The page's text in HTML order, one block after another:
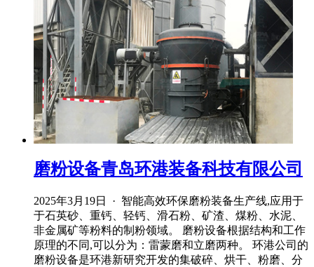
磨粉设备青岛环港装备科技有限公司
2025年3月19日 · 智能高效环保磨粉装备生产线,应用于
于石英砂、重钙、轻钙、滑石粉、矿渣、煤粉、水泥、
非金属矿等粉料的制粉领域。 磨粉设备根据结构和工作
原理的不同,可以分为：雷蒙磨和立磨两种。 环港公司的
磨粉设备是环港新研究开发的集破碎、烘干、粉磨、分